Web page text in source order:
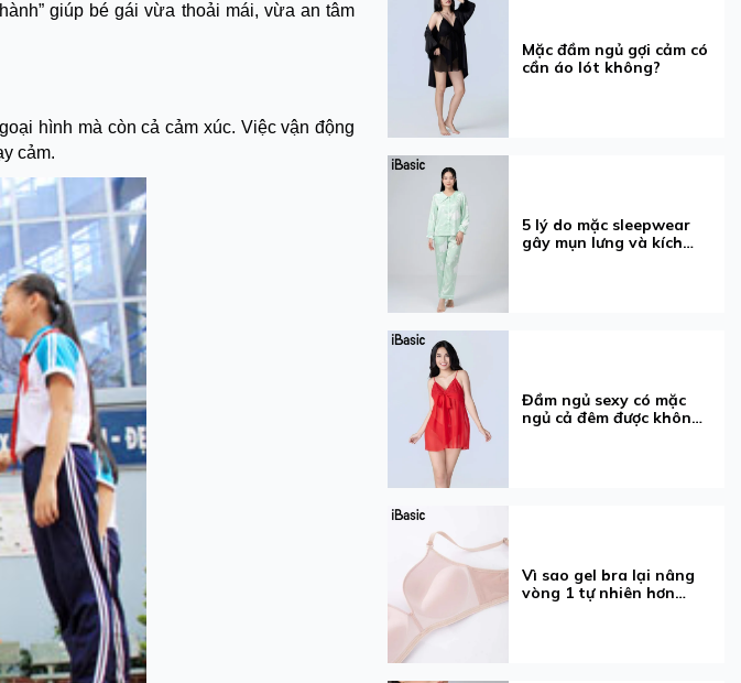
giúp bé gái vừa thoải mái, vừa an tâm
hình mà còn cả cảm xúc. Việc vận động
cảm.
Mặc đầm ngủ gợi cảm có
cần áo lót không?
5 lý do mặc sleepwear
gây mụn lưng và kích
Đầm ngủ sexy có mặc
ngủ cả đêm được không?
Vì sao gel bra lại nâng
vòng 1 tự nhiên hơn